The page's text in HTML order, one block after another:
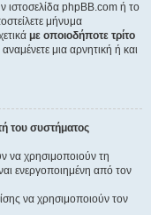
ιστοσελίδα phpBB.com ή το
μήνυμα
με οποιοδήποτε τρίτο
μια αρνητική ή και
του συστήματος
να χρησιμοποιούν τη
ενεργοποιημένη από τον
να χρησιμοποιούν τον